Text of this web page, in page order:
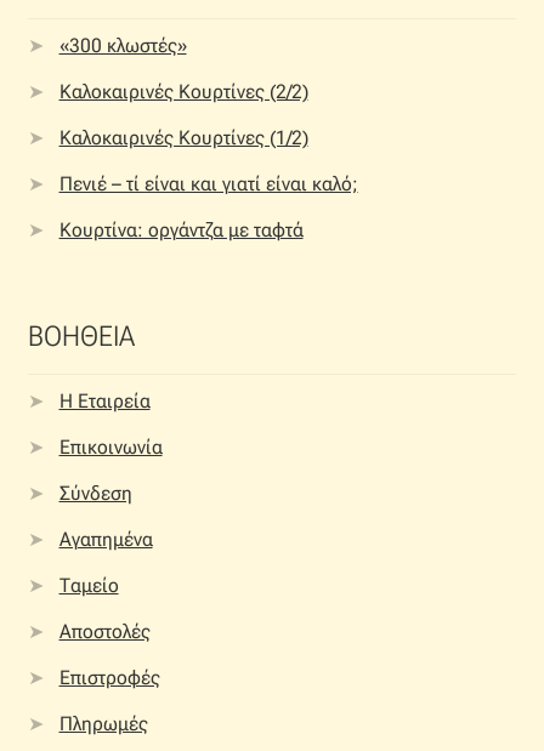
«300 κλωστές»
Καλοκαιρινές Κουρτίνες (2/2)
Καλοκαιρινές Κουρτίνες (1/2)
Πενιέ – τί είναι και γιατί είναι καλό;
Κουρτίνα: οργάντζα με ταφτά
ΒΟΗΘΕΙΑ
Η Εταιρεία
Επικοινωνία
Σύνδεση
Αγαπημένα
Ταμείο
Αποστολές
Επιστροφές
Πληρωμές